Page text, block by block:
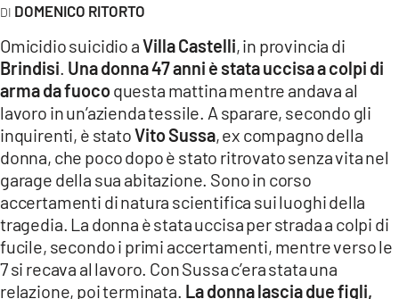
LACTV.IT
LACONAIR.IT
LACITYMAG.IT
ILREGGINO.IT
COSENZACHANNEL.IT
ILVIBONESE.IT
CATANZAROCHANNEL.IT
LACAPITALENEWS.IT
DOMENICO RITORTO
Omicidio suicidio aVilla Castelli, in provincia di
Brindisi Una donna 47 anni è stata uccisa a colpi di
arma da fuocoquesta mattina mentre andava al
lavoro in un’azienda tessile. A sparare, secondo gli
inquirenti, è statoVito Sussa, ex compagno della
donna, che poco dopo è stato ritrovato senza vita nel
garage della sua abitazione. Sono in corso
accertamenti di natura scientifica sui luoghi della
tragedia. La donna è stata uccisa per strada a colpi di
fucile, secondo i primi accertamenti, mentre verso le
7 si recava al lavoro. Con Sussa c’era stata una
relazione, poi terminata. La donna lascia due figli,